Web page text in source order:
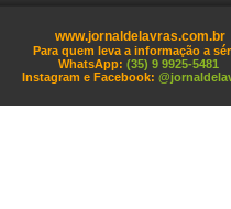
www.jornaldelavras.com.br
Para quem leva a informação a
WhatsApp: (35) 9 9925-5481
Instagram e Facebook: